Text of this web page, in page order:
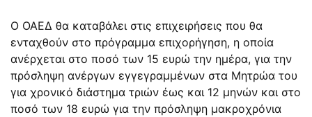
Ο ΟΑΕΔ θα καταβάλει στις επιχειρήσεις που θα
ενταχθούν στο πρόγραμμα επιχορήγηση, η οποία
ανέρχεται στο ποσό των 15 ευρώ την ημέρα, για την
πρόσληψη ανέργων εγγεγραμμένων στα Μητρώα του
για χρονικό διάστημα τριών έως και 12 μηνών και στο
ποσό των 18 ευρώ για την πρόσληψη μακροχρόνια